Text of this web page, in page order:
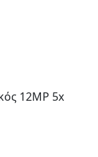
12MP 5x